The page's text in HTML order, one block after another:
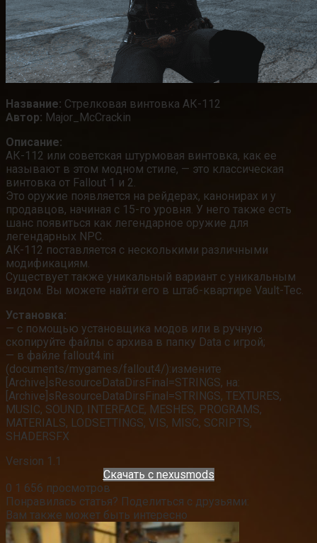
Название: Стрелковая винтовка АК-112
Автор: Major_McCrackin
Описание:
АК-112 или советская штурмовая винтовка, как ее
называют в этом модном стиле, — это классическая
винтовка от Fallout 1 и 2.
Это оружие появляется на рейдерах, канонирах и у
продавцов, начиная с 15-го уровня. У него также есть
шанс появиться как легендарное оружие для
легендарных NPC.
AK-112 поставляется с несколькими различными
модификациям.
Существует также уникальный вариант с уникальным
видом. Вы можете найти его в штаб-квартире Vault-Tec.
Установка:
— с помощью установщика модов или в ручную
скопируйте файлы с архива в папку Data с игрой;
— в файле fallout4.ini
(documents/mygames/fallout4/):измените
[Archive]sResourceDataDirsFinal=STRINGS, на:
[Archive]sResourceDataDirsFinal=STRINGS, TEXTURES,
MUSIC, SOUND, INTERFACE, MESHES, PROGRAMS,
MATERIALS, LODSETTINGS, VIS, MISC, SCRIPTS,
SHADERSFX
Version 1.1
Скачать c nexusmods
0 1 656 просмотров
Понравилась статья? Поделиться с друзьями:
Вам также может быть интересно